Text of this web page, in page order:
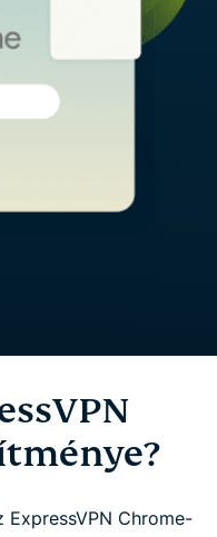
Chrome-